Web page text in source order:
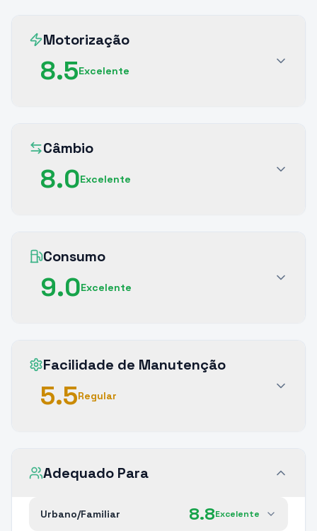
Motorização
8.5Excelente
Câmbio
8.0Excelente
Consumo
9.0Excelente
Facilidade de Manutenção
5.5Regular
Adequado Para
Urbano/Familiar 8.8Excelente